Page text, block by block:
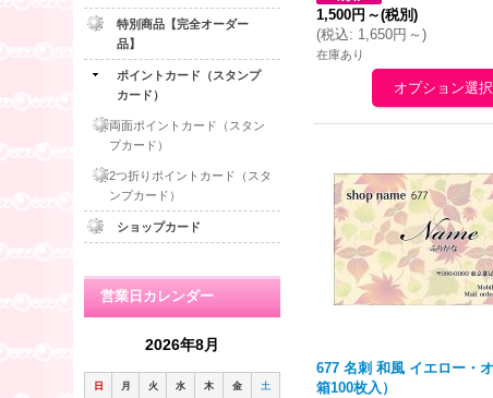
特別商品【完全オーダー
品】
ポイントカード（スタンプ
カード）
両面ポイントカード（スタン
プカード）
2つ折りポイントカード（スタ
ンプカード）
ショップカード
営業日カレンダー
2026年8月
日 月 火 水 木 金 土
1,500円 ～(税別)
(税込: 1,650円 ～)
在庫あり
677 名刺 和風 イエロー・
箱100枚入）